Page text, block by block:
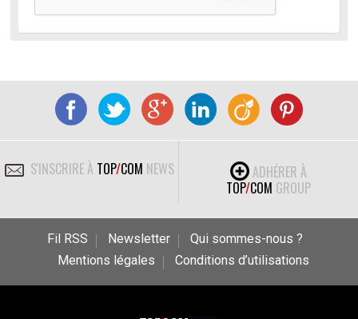
S'INSCRIRE À TOP/COM NEWS
ADHÉRER À
TOP/COM GROUP
Fil RSS Newsletter
Qui sommes-nous ?
Mentions légales
Conditions d’utilisations